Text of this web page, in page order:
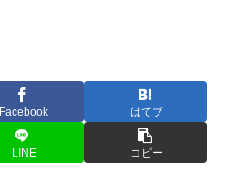
Facebook はてブ
LINE コピー